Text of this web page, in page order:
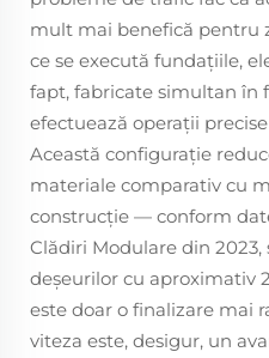
mult mai benefică pentru
ce se execută fundațiile,
fapt, fabricate simultan în
efectuează operații
Această configurație
materiale comparativ cu
construcție — conform
Clădiri Modulare din 2023,
deșeurilor cu aproximativ
este doar o finalizare mai
viteza este, desigur, un